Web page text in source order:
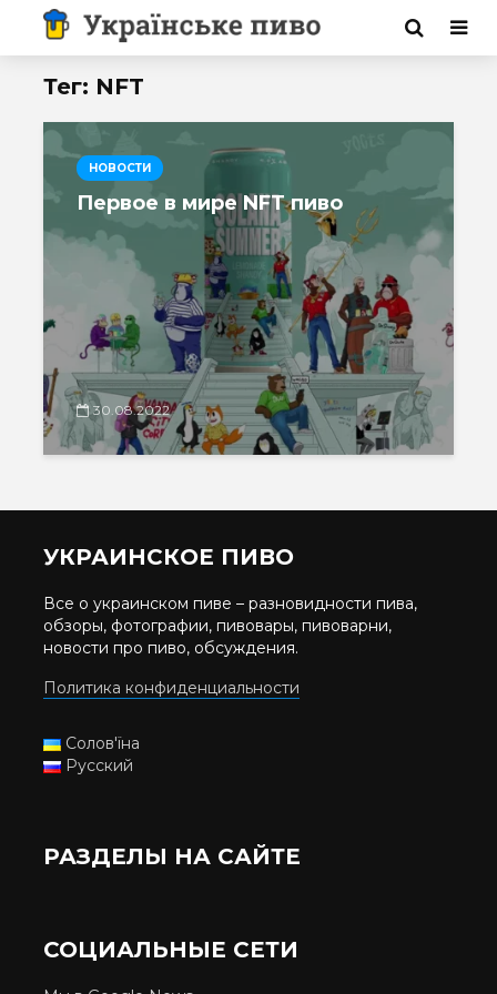
Тег: NFT
НОВОСТИ
Первое в мире NFT пиво
30.08.2022
УКРАИНСКОЕ ПИВО
Все о украинском пиве – разновидности пива,
обзоры, фотографии, пивовары, пивоварни,
новости про пиво, обсуждения.
Политика конфиденциальности
Солов'їна
Русский
РАЗДЕЛЫ НА САЙТЕ
СОЦИАЛЬНЫЕ СЕТИ